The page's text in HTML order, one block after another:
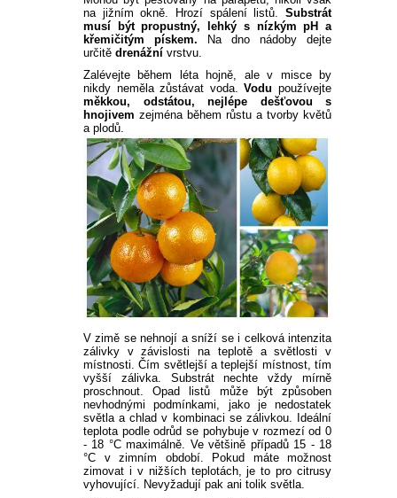
na jižním okně. Hrozí spálení listů. Substrát
musí být propustný, lehký s nízkým pH a
křemičitým pískem. Na dno nádoby dejte
určitě drenážní vrstvu.
Zalévejte během léta hojně, ale v misce by
nikdy neměla zůstávat voda.Vodu používejte
měkkou, odstátou, nejlépe dešťovou s
hnojivem zejména během růstu a tvorby květů
a plodů.
V zimě se nehnojí a sníží se i celková intenzita
zálivky v závislosti na teplotě a světlosti v
místnosti. Čím světlejší a teplejší místnost, tím
vyšší zálivka. Substrát nechte vždy mírně
proschnout. Opad listů může být způsoben
nevhodnými podmínkami, jako je nedostatek
světla a chlad v kombinaci se zálivkou. Ideální
teplota podle odrůd se pohybuje v rozmezí od 0
- 18 °C maximálně. Ve většině případů 15 - 18
°C v zimním období. Pokud máte možnost
zimovat i v nižších teplotách, je to pro citrusy
vyhovující. Nevyžadují pak ani tolik světla.